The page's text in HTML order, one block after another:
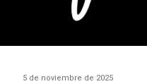
5 de noviembre de 2025